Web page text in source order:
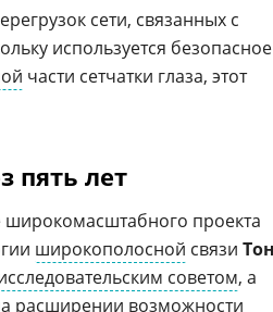
сети, связанных с
используется безопасное
части сетчатки глаза, этот
пять лет
широкомасштабного проекта
широкополосной связи
советом, а
расширении возможности